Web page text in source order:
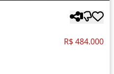
R$ 484.000